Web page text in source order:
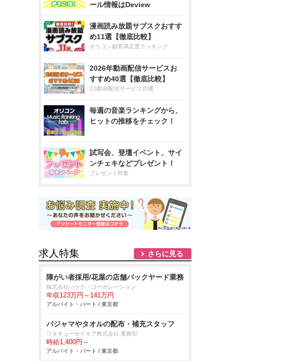
ール情報はDeview
漫画読み放題サブスクおすす
め11選【徹底比較】
オリコン顧客満足度ランキング
2026年動画配信サービスお
すすめ40選【徹底比較】
CS動画配信サービス20選
毎週の音楽ランキングから、
ヒットの推移をチェック！
試写会、登壇イベント、サイ
ンチェキなどプレゼント！
プレゼント特集
求人特集 さらに見る
障がい者採用/花屋の店舗バックヤード業務
株式会社パーク・コーポレーション
年収123万円～141万円
アルバイト・パート / 東京都
パジャマやタオルの配布・補充スタッフ
ワタキューセイモア株式会社 業務部
時給1,400円～
アルバイト・パート / 東京都